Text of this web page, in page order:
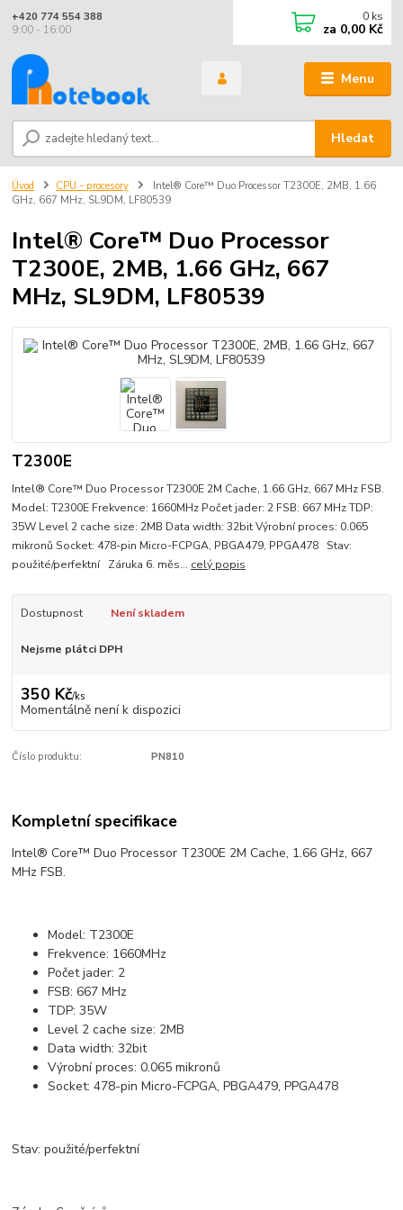
Menu
Hledat
+420 774 554 388
9:00 - 16:00
0 ks
za 0,00 Kč
Úvod CPU - procesory
Intel® Core™ Duo Processor T2300E, 2MB, 1.66
GHz, 667 MHz, SL9DM, LF80539
Intel® Core™ Duo Processor
T2300E, 2MB, 1.66 GHz, 667
MHz, SL9DM, LF80539
T2300E
Intel® Core™ Duo Processor T2300E 2M Cache, 1.66 GHz, 667 MHz FSB.
Model: T2300E Frekvence: 1660MHz Počet jader: 2 FSB: 667 MHz TDP:
35W Level 2 cache size: 2MB Data width: 32bit Výrobní proces: 0.065
mikronů Socket: 478-pin Micro-FCPGA, PBGA479, PPGA478 Stav:
použité/perfektní Záruka 6. měs... celý popis
Dostupnost Není skladem
Nejsme plátci DPH
350 Kč/ks
Momentálně není k dispozici
Číslo produktu: PN810
Kompletní specifikace
Intel® Core™ Duo Processor T2300E 2M Cache, 1.66 GHz, 667
MHz FSB.
Model: T2300E
Frekvence: 1660MHz
Počet jader: 2
FSB: 667 MHz
TDP: 35W
Level 2 cache size: 2MB
Data width: 32bit
Výrobní proces: 0.065 mikronů
Socket: 478-pin Micro-FCPGA, PBGA479, PPGA478
Stav: použité/perfektní